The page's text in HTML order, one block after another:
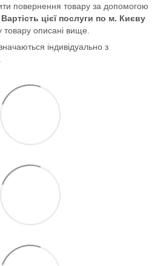
повернення товару за допомогою
Вартість цієї послуги по м. Києву
товару описані вище.
індивідуально з